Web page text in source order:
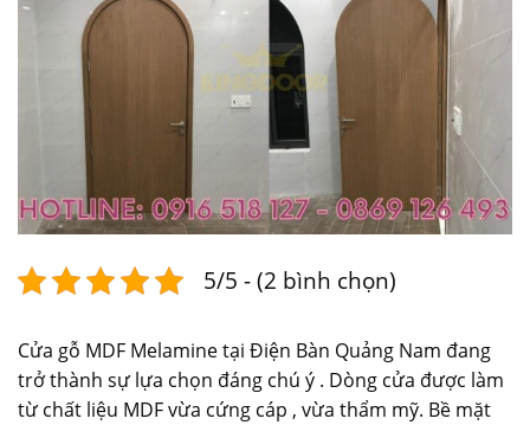
5/5 - (2 bình chọn)
Cửa gỗ MDF Melamine tại Điện Bàn Quảng Nam đang
trở thành sự lựa chọn đáng chú ý . Dòng cửa được làm
từ chất liệu MDF vừa cứng cáp , vừa thẩm mỹ. Bề mặt